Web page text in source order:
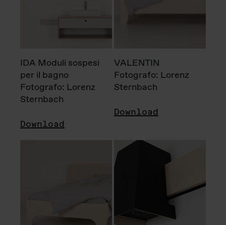
IDA Moduli sospesi
per il bagno
Fotografo: Lorenz
Sternbach
Download
VALENTIN
Fotografo: Lorenz
Sternbach
Download